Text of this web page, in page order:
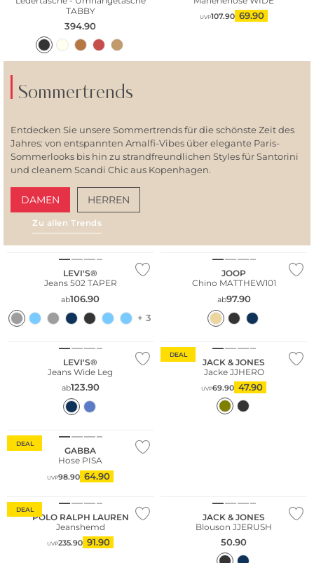
TABBY
394.90
UVP107.90 69.90
Sommertrends
Entdecken Sie unsere Sommertrends für die schönste Zeit des
Jahres: von entspannten Amalfi-Vibes über elegante Paris-
Sommerlooks bis hin zu strandfreundlichen Styles für Santorini
und cleanem Scandi Chic aus Kopenhagen.
DAMEN HERREN
Zu allen Trends
Fashion Tipp
LEVI'S®
Jeans 502 TAPER
ab106.90
+ 3
JOOP
Chino MATTHEW101
ab97.90
Fashion Tipp
Bestseller
LEVI'S®
Jeans Wide Leg
ab123.90
DEAL
JACK & JONES
Jacke JJHERO
UVP69.90 47.90
DEAL
GABBA
Hose PISA
UVP98.90 64.90
DEAL
POLO RALPH LAUREN
Jeanshemd
UVP235.90 91.90
JACK & JONES
Blouson JJERUSH
50.90